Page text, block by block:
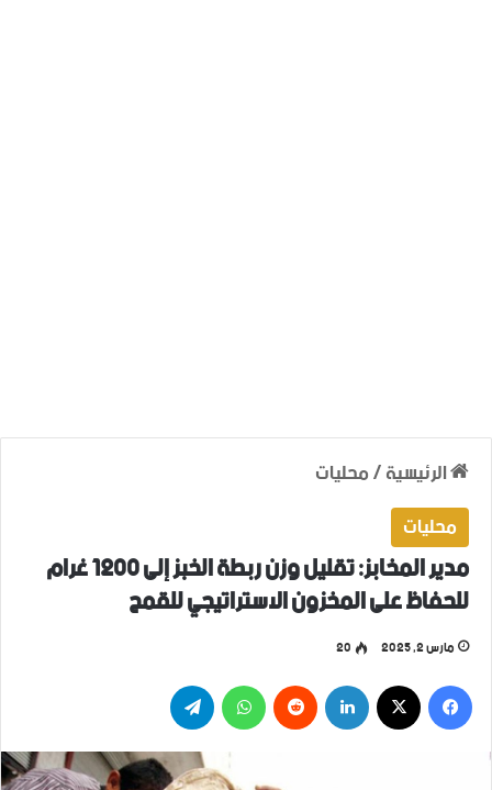
الرئيسية/محليات
محليات
مدير المخابز: تقليل وزن ربطة الخبز إلى 1200 غرام
للحفاظ على المخزون الاستراتيجي للقمح
مارس 2, 2025 20
فيسبوك‫X لينكدإن واتساب